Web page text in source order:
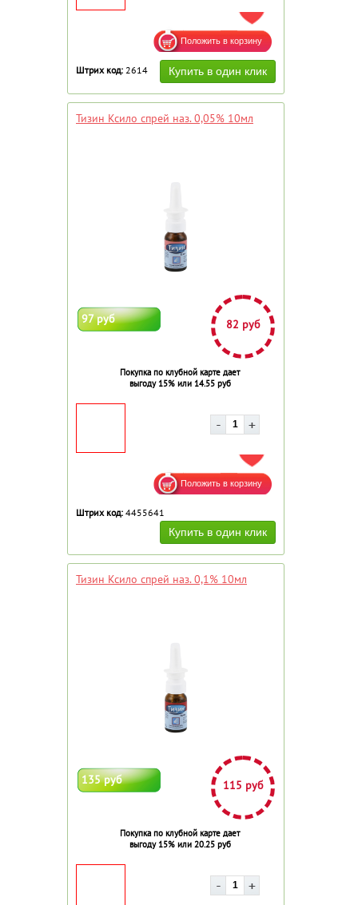
ДОБАВИТЬ В ИЗБРАННОЕ
Штрих код: 2614
Тизин Ксило спрей наз. 0,05% 10мл
97 руб 82 руб
Покупка по клубной карте дает
выгоду 15% или 14.55 руб
ДОБАВИТЬ В ИЗБРАННОЕ
Штрих код: 4455641
Тизин Ксило спрей наз. 0,1% 10мл
135 руб 115 руб
Покупка по клубной карте дает
выгоду 15% или 20.25 руб